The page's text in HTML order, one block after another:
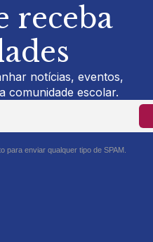
receba
notícias, eventos,
comunidade escolar.
para enviar qualquer tipo de SPAM.